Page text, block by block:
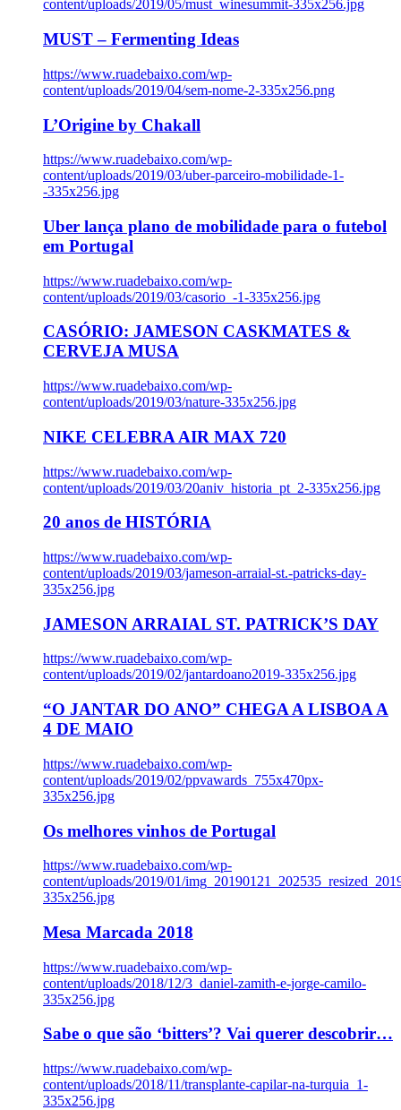
content/uploads/2019/05/must_winesummit-335x256.jpg
MUST – Fermenting Ideas
https://www.ruadebaixo.com/wp-
content/uploads/2019/04/sem-nome-2-335x256.png
L’Origine by Chakall
https://www.ruadebaixo.com/wp-
content/uploads/2019/03/uber-parceiro-mobilidade-1-
-335x256.jpg
Uber lança plano de mobilidade para o futebol
em Portugal
https://www.ruadebaixo.com/wp-
content/uploads/2019/03/casorio_-1-335x256.jpg
CASÓRIO: JAMESON CASKMATES &
CERVEJA MUSA
https://www.ruadebaixo.com/wp-
content/uploads/2019/03/nature-335x256.jpg
NIKE CELEBRA AIR MAX 720
https://www.ruadebaixo.com/wp-
content/uploads/2019/03/20aniv_historia_pt_2-335x256.jpg
20 anos de HISTÓRIA
https://www.ruadebaixo.com/wp-
content/uploads/2019/03/jameson-arraial-st.-patricks-day-
335x256.jpg
JAMESON ARRAIAL ST. PATRICK’S DAY
https://www.ruadebaixo.com/wp-
content/uploads/2019/02/jantardoano2019-335x256.jpg
“O JANTAR DO ANO” CHEGA A LISBOA A
4 DE MAIO
https://www.ruadebaixo.com/wp-
content/uploads/2019/02/ppvawards_755x470px-
335x256.jpg
Os melhores vinhos de Portugal
https://www.ruadebaixo.com/wp-
content/uploads/2019/01/
335x256.jpg
Mesa Marcada 2018
https://www.ruadebaixo.com/wp-
content/uploads/2018/12/3_daniel-zamith-e-jorge-camilo-
335x256.jpg
Sabe o que são ‘bitters’? Vai querer descobrir…
https://www.ruadebaixo.com/wp-
content/uploads/2018/11/transplante-capilar-na-turquia_1-
335x256.jpg